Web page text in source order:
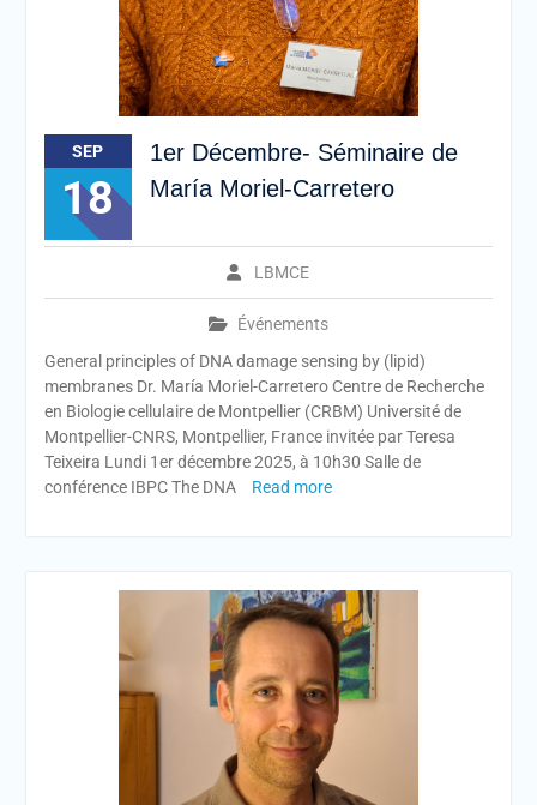
SEP
18
1er Décembre- Séminaire de
María Moriel-Carretero
LBMCE
Événements
General principles of DNA damage sensing by (lipid)
membranes Dr. María Moriel-Carretero Centre de Recherche
en Biologie cellulaire de Montpellier (CRBM) Université de
Montpellier-CNRS, Montpellier, France invitée par Teresa
Teixeira Lundi 1er décembre 2025, à 10h30 Salle de
conférence IBPC The DNA
Read more